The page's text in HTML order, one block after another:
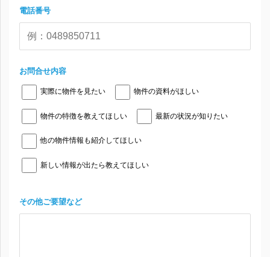
電話番号
お問合せ内容
実際に物件を見たい 物件の資料がほしい
物件の特徴を教えてほしい 最新の状況が知りたい
他の物件情報も紹介してほしい
新しい情報が出たら教えてほしい
その他ご要望など